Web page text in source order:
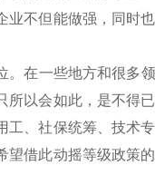
不但能做强，同时
在一些地方和很多
以会如此，是不得
、社保统筹、技术
借此动摇等级政策